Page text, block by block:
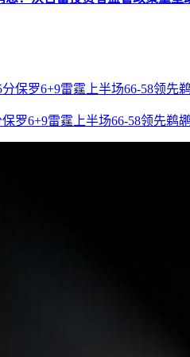
罗6+9雷霆上半场66-58领先鹈